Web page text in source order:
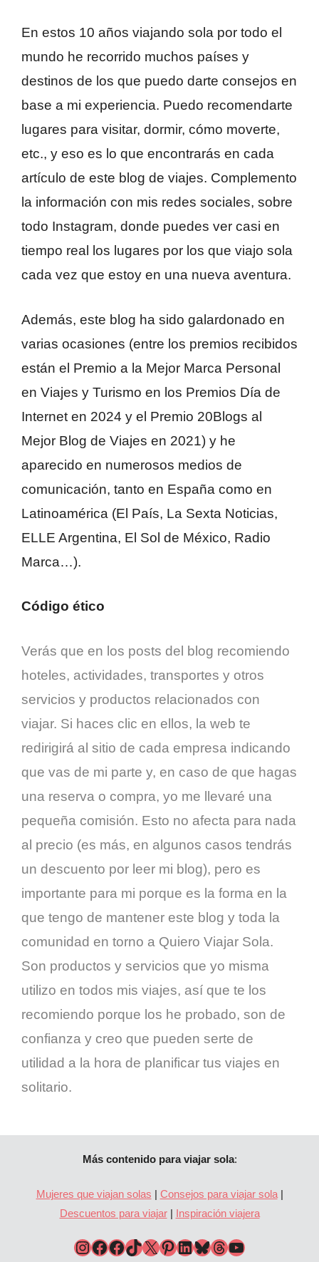
En estos 10 años viajando sola por todo el
mundo he recorrido muchos países y
destinos de los que puedo darte consejos en
base a mi experiencia. Puedo recomendarte
lugares para visitar, dormir, cómo moverte,
etc., y eso es lo que encontrarás en cada
artículo de este blog de viajes. Complemento
la información con mis redes sociales, sobre
todo Instagram, donde puedes ver casi en
tiempo real los lugares por los que viajo sola
cada vez que estoy en una nueva aventura.
Además, este blog ha sido galardonado en
varias ocasiones (entre los premios recibidos
están el Premio a la Mejor Marca Personal
en Viajes y Turismo en los Premios Día de
Internet en 2024 y el Premio 20Blogs al
Mejor Blog de Viajes en 2021) y he
aparecido en numerosos medios de
comunicación, tanto en España como en
Latinoamérica (El País, La Sexta Noticias,
ELLE Argentina, El Sol de México, Radio
Marca…).
Código ético
Verás que en los posts del blog recomiendo
hoteles, actividades, transportes y otros
servicios y productos relacionados con
viajar. Si haces clic en ellos, la web te
redirigirá al sitio de cada empresa indicando
que vas de mi parte y, en caso de que hagas
una reserva o compra, yo me llevaré una
pequeña comisión. Esto no afecta para nada
al precio (es más, en algunos casos tendrás
un descuento por leer mi blog), pero es
importante para mi porque es la forma en la
que tengo de mantener este blog y toda la
comunidad en torno a Quiero Viajar Sola.
Son productos y servicios que yo misma
utilizo en todos mis viajes, así que te los
recomiendo porque los he probado, son de
confianza y creo que pueden serte de
utilidad a la hora de planificar tus viajes en
solitario.
Más contenido para viajar sola:
Mujeres que viajan solas | Consejos para viajar sola|
Descuentos para viajar| Inspiración viajera
Perfil de Instagram de #QuieroViajarSola Página de Facebook de #QuieroViajarSola Grupo de Facebook Quiero Viajar Sola Perfil de TikTok de #QuieroViajarSola Perfil de X de #QuieroViajarSola Pinterest Perfil de LinkedIn de Estela Gómez, autora de #QuieroViajarSola Bluesky Threads YouTube